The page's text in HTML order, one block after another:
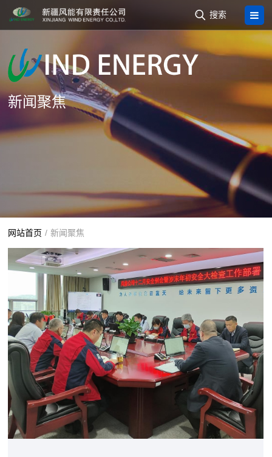
 搜索
新闻聚焦
网站首页 / 新闻聚焦